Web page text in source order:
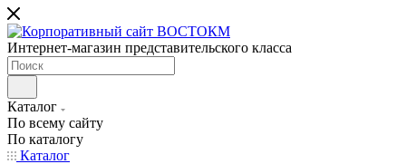
Интернет-магазин представительского класса
Каталог
По всему сайту
По каталогу
Каталог